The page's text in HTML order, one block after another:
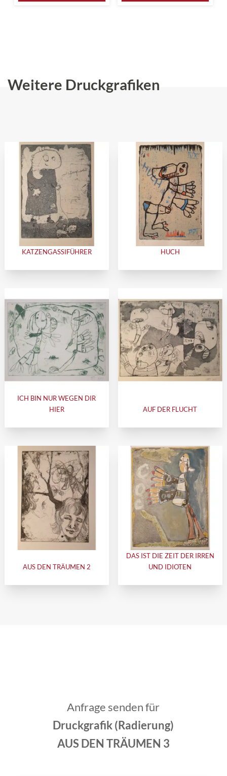
Weitere Druckgrafiken
KATZENGASSIFÜHRER HUCH
ICH BIN NUR WEGEN DIR
HIER
AUF DER FLUCHT
AUS DEN TRÄUMEN 2
DAS IST DIE ZEIT DER IRREN
UND IDIOTEN
Anfrage senden für
Druckgrafik (Radierung)
AUS DEN TRÄUMEN 3